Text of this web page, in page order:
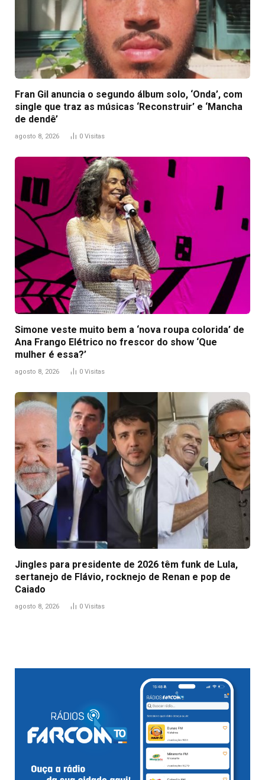
Fran Gil anuncia o segundo álbum solo, ‘Onda’, com
single que traz as músicas ‘Reconstruir’ e ‘Mancha
de dendê’
agosto 8, 2026 0 Visitas
Simone veste muito bem a ‘nova roupa colorida’ de
Ana Frango Elétrico no frescor do show ‘Que
mulher é essa?’
agosto 8, 2026 0 Visitas
Jingles para presidente de 2026 têm funk de Lula,
sertanejo de Flávio, rocknejo de Renan e pop de
Caiado
agosto 8, 2026 0 Visitas